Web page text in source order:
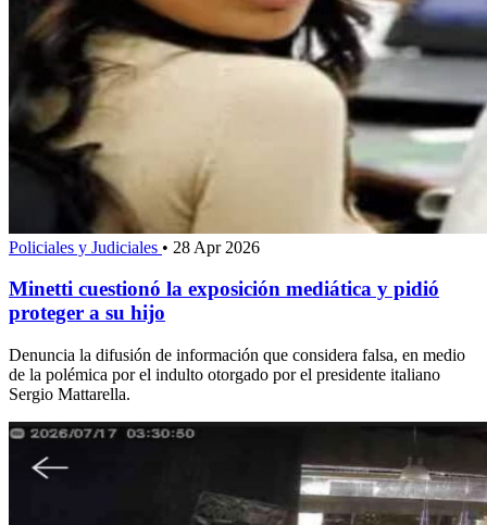
Policiales y Judiciales • 28 Apr 2026
Minetti cuestionó la exposición mediática y pidió
proteger a su hijo
Denuncia la difusión de información que considera falsa, en medio
de la polémica por el indulto otorgado por el presidente italiano
Sergio Mattarella.